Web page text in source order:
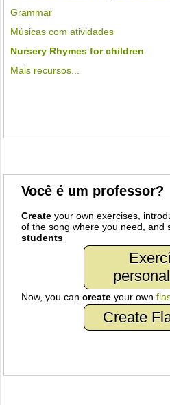
Grammar
Músicas com atividades
Nursery Rhymes for children
Mais recursos...
Você é um professor?
Create your own exercises,
of the song where you need, and
students
Now, you cancreate your own
Create